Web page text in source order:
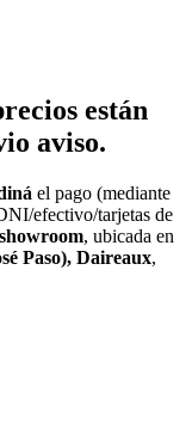
están
aviso.
el pago (mediante
efectivo/tarjetas de
, ubicada en
Paso), Daireaux,